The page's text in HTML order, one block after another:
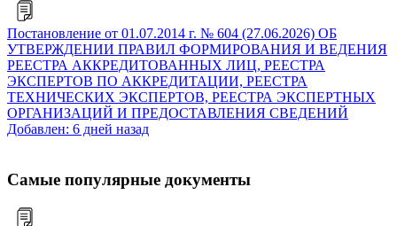
Постановление от 01.07.2014 г. № 604 (27.06.2026) ОБ
УТВЕРЖДЕНИИ ПРАВИЛ ФОРМИРОВАНИЯ И ВЕДЕНИЯ
РЕЕСТРА АККРЕДИТОВАННЫХ ЛИЦ, РЕЕСТРА
ЭКСПЕРТОВ ПО АККРЕДИТАЦИИ, РЕЕСТРА
ТЕХНИЧЕСКИХ ЭКСПЕРТОВ, РЕЕСТРА ЭКСПЕРТНЫХ
ОРГАНИЗАЦИЙ И ПРЕДОСТАВЛЕНИЯ СВЕДЕНИЙ
Добавлен: 6 дней назад
Самые популярные документы